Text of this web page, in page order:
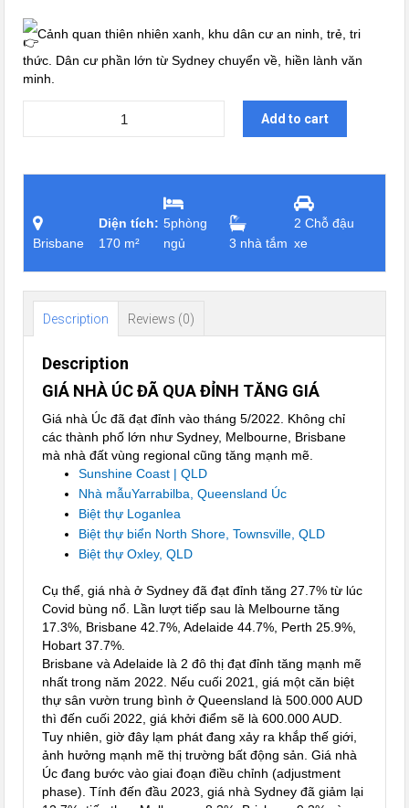
Cảnh quan thiên nhiên xanh, khu dân cư an ninh, trẻ, tri
thức. Dân cư phần lớn từ Sydney chuyển về, hiền lành văn
minh.
Add to cart
Brisbane
Diện tích:
170 m²
5phòng
ngủ
3 nhà tắm
2 Chỗ đậu
xe
Description Reviews (0)
Description
GIÁ NHÀ ÚC ĐÃ QUA ĐỈNH TĂNG GIÁ
Giá nhà Úc đã đạt đỉnh vào tháng 5/2022. Không chỉ
các thành phố lớn như Sydney, Melbourne, Brisbane
mà nhà đất vùng regional cũng tăng mạnh mẽ.
Sunshine Coast | QLD
Nhà mẫuYarrabilba, Queensland Úc
Biệt thự Loganlea
Biệt thự biển North Shore, Townsville, QLD
Biệt thự Oxley, QLD
Cụ thể, giá nhà ở Sydney đã đạt đỉnh tăng 27.7% từ lúc
Covid bùng nổ. Lần lượt tiếp sau là Melbourne tăng
17.3%, Brisbane 42.7%, Adelaide 44.7%, Perth 25.9%,
Hobart 37.7%.
Brisbane và Adelaide là 2 đô thị đạt đỉnh tăng mạnh mẽ
nhất trong năm 2022. Nếu cuối 2021, giá một căn biệt
thự sân vườn trung bình ở Queensland là 500.000 AUD
thì đến cuối 2022, giá khởi điểm sẽ là 600.000 AUD.
Tuy nhiên, giờ đây lạm phát đang xảy ra khắp thế giới,
ảnh hưởng mạnh mẽ thị trường bất động sản. Giá nhà
Úc đang bước vào giai đoạn điều chỉnh (adjustment
phase). Tính đến đầu 2023, giá nhà Sydney đã giảm lại